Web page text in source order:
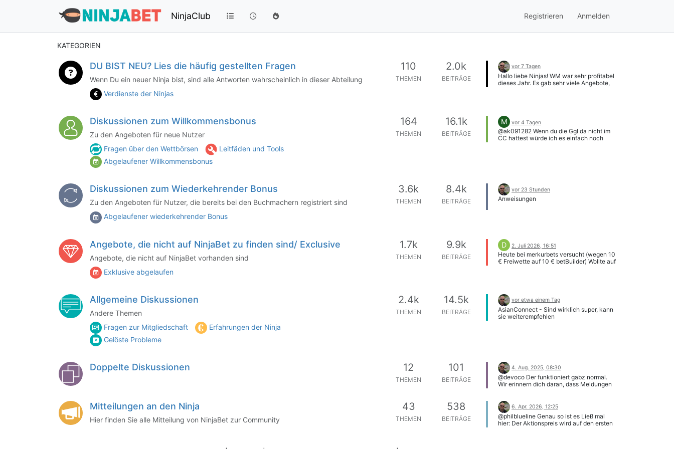
NinjaClub Registrieren Anmelden
KATEGORIEN
DU BIST NEU? Lies die häufig gestellten Fragen
Wenn Du ein neuer Ninja bist, sind alle Antworten wahrscheinlich in dieser Abteilung
Verdienste der Ninjas
110
THEMEN
2.0k
BEITRÄGE
vor 7 Tagen
Hallo liebe Ninjas! WM war sehr profitabel
dieses Jahr. Es gab sehr viele Angebote,
Diskussionen zum Willkommensbonus
Zu den Angeboten für neue Nutzer
Fragen über den Wettbörsen
Leitfäden und Tools
Abgelaufener Willkommensbonus
164
THEMEN
16.1k
BEITRÄGE
M vor 4 Tagen
@ak091282 Wenn du die Ggl da nicht im
CC hattest würde ich es einfach noch
Diskussionen zum Wiederkehrender Bonus
Zu den Angeboten für Nutzer, die bereits bei den Buchmachern registriert sind
Abgelaufener wiederkehrender Bonus
3.6k
THEMEN
8.4k
BEITRÄGE
vor 23 Stunden
Anweisungen
Angebote, die nicht auf NinjaBet zu finden sind/ Exclusive
Angebote, die nicht auf NinjaBet vorhanden sind
Exklusive abgelaufen
1.7k
THEMEN
9.9k
BEITRÄGE
D 2. Juli 2026, 16:51
Heute bei merkurbets versucht (wegen 10
€ Freiwette auf 10 € betBuilder) Wollte auf
Allgemeine Diskussionen
Andere Themen
Fragen zur Mitgliedschaft
Erfahrungen der Ninja
Gelöste Probleme
2.4k
THEMEN
14.5k
BEITRÄGE
vor etwa einem Tag
AsianConnect - Sind wirklich super, kann
sie weiterempfehlen
Doppelte Diskussionen 12
THEMEN
101
BEITRÄGE
4. Aug. 2025, 08:30
@devoco Der funktioniert gabz normal.
Wir erinnern dich daran, dass Meldungen
nicht bereits hier gemeldet wurden.
[image: 1754296229149-b7a4d855-
7052-4cc7-8532-8100bc720df4-image-
resized.png]
Mitteilungen an den Ninja
Hier finden Sie alle Mitteilung von NinjaBet zur Community
43
THEMEN
538
BEITRÄGE
6. Apr. 2026, 12:25
@philblueline Genau so ist es Ließ mal
hier: Der Aktionspreis wird auf den ersten